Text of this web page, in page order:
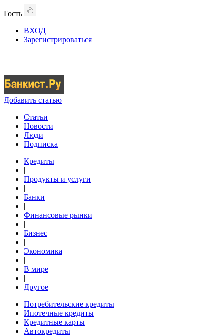
Гость
ВХОД
Зарегистрироваться
Добавить статью
Статьи
Новости
Люди
Подписка
Кредиты
|
Продукты и услуги
|
Банки
|
Финансовые рынки
|
Бизнес
|
Экономика
|
В мире
|
Другое
Потребительские кредиты
Ипотечные кредиты
Кредитные карты
Автокредиты